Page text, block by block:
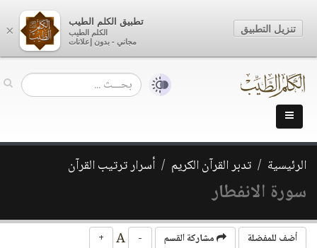
الرئيسية تدبر القرآن الكريم أسرار ترتيب القرآن
سورة الانفطار
أضف للمفضلة مشاركة القسم -
+
×
تطبيق الكلم الطيب
الكلم الطيب
مجاني - بدون إعلانات
تنزيل التطبيق